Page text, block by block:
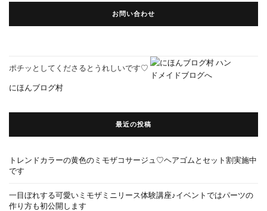
お問い合わせ
ポチッとしてくださるとうれしいです♡
にほんブログ村
最近の投稿
トレンドカラーの黄色のミモザコサージュ♡ヘアゴムとセット割実施中
です
一目ぼれする可愛いミモザミニリース体験講座♪イベントではパーツの
作り方も初公開します